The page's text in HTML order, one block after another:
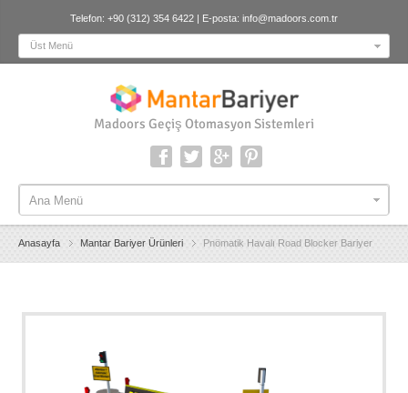
Telefon: +90 (312) 354 6422 | E-posta: info@madoors.com.tr
Üst Menü
Madoors Geçiş Otomasyon Sistemleri
Ana Menü
Ana Menü
Anasayfa Mantar Bariyer Ürünleri Pnömatik Havalı Road Blocker Bariyer